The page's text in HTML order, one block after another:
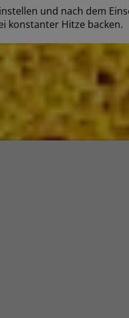
und nach dem
konstanter Hitze backen.